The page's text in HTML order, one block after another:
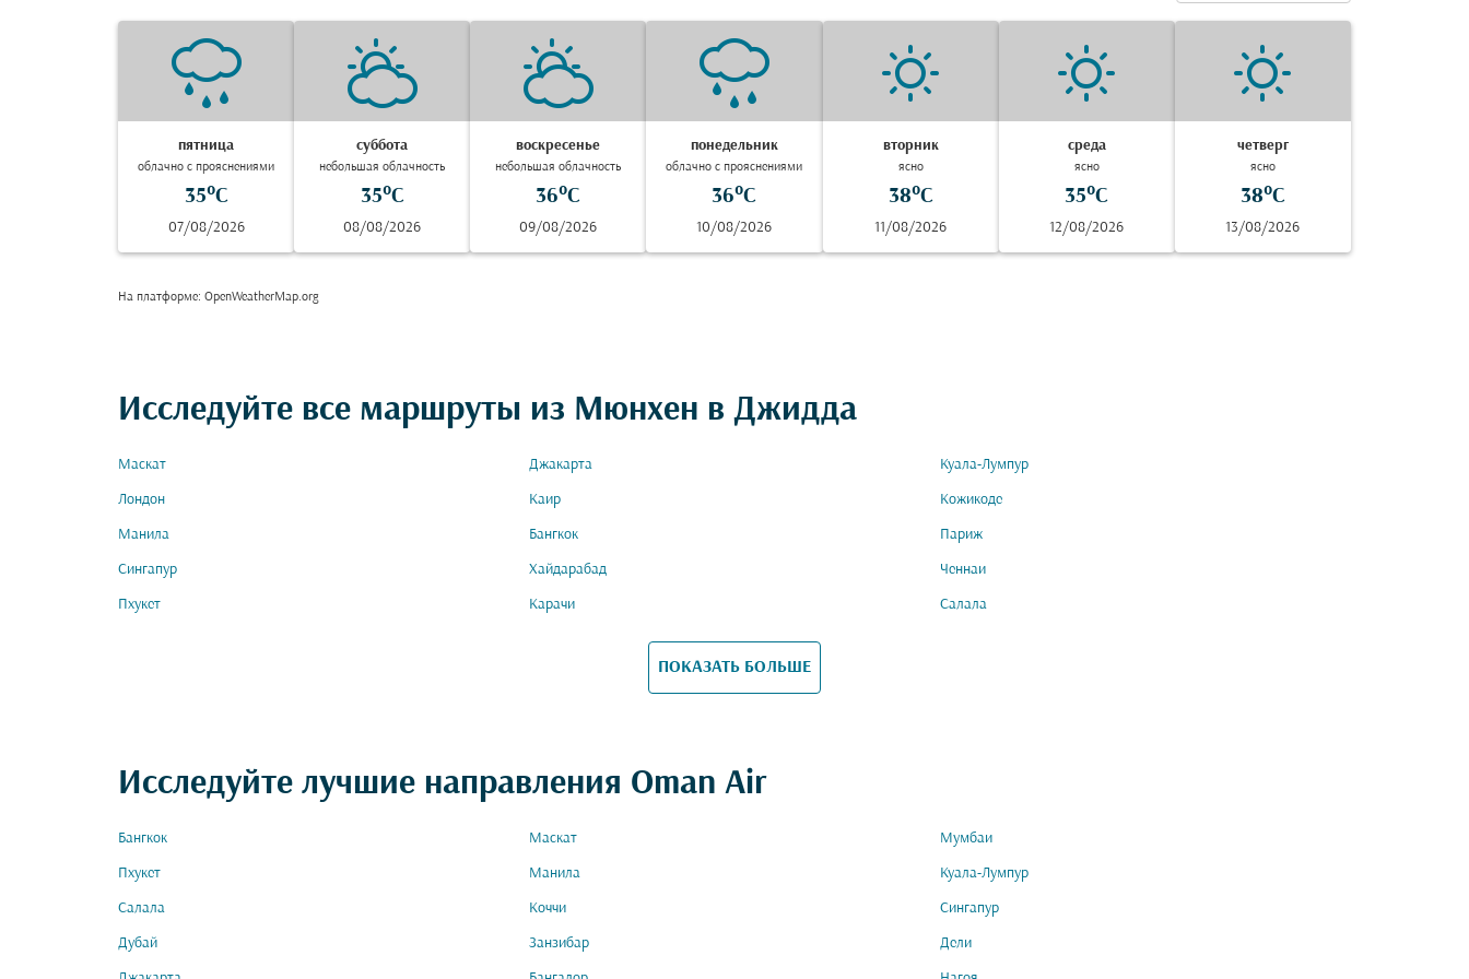
пятница
облачно с прояснениями
35°C
07/08/2026
суббота
небольшая облачность
35°C
08/08/2026
воскресенье
небольшая облачность
36°C
09/08/2026
понедельник
облачно с прояснениями
36°C
10/08/2026
вторник
ясно
38°C
11/08/2026
среда
ясно
35°C
12/08/2026
четверг
ясно
38°C
13/08/2026
На платформе: OpenWeatherMap.org
Исследуйте все маршруты из Мюнхен в Джидда
Маскат Джакарта Куала-Лумпур
Лондон Каир Кожикоде
Манила Бангкок Париж
Сингапур Хайдарабад Ченнаи
Пхукет Карачи Салала
ПОКАЗАТЬ БОЛЬШЕ
Исследуйте лучшие направления Oman Air
Бангкок Маскат Мумбаи
Пхукет Манила Куала-Лумпур
Салала Коччи Сингапур
Дубай Занзибар Дели